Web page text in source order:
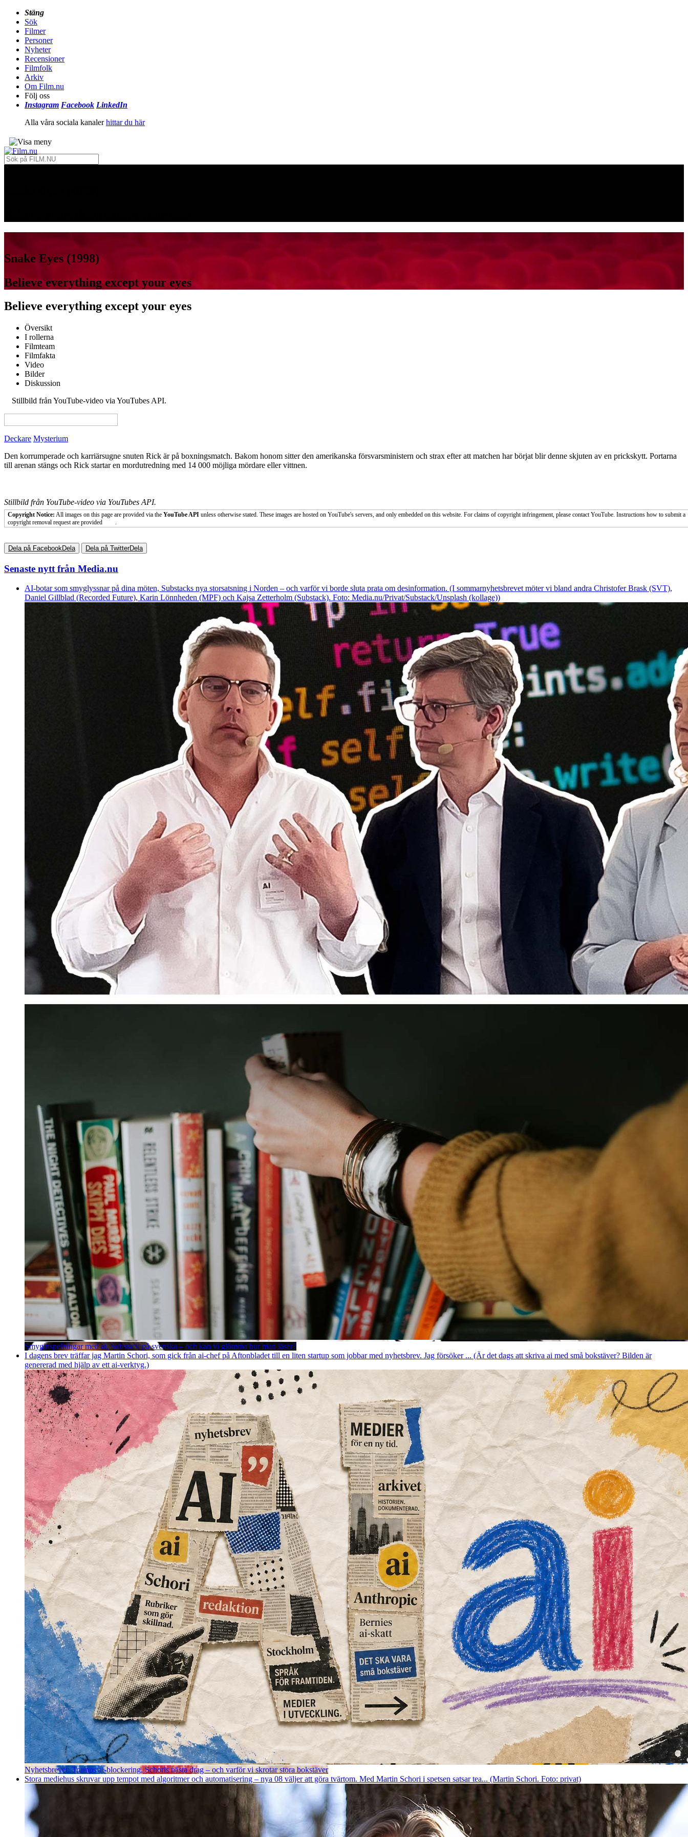
Stäng
Sök
Filmer
Personer
Nyheter
Recensioner
Filmfolk
Arkiv
Om Film.nu
Följ oss
Instagram Facebook LinkedIn
Alla våra sociala kanalerhittar du här
Snake Eyes (1998)
Believe everything except your eyes
Believe everything except your eyes
Översikt
I rollerna
Filmteam
Filmfakta
Video
Bilder
Diskussion
Stillbild från YouTube-video via YouTubes API.
Deckare Mysterium
Den korrumperade och karriärsugne snuten Rick är på boxningsmatch. Bakom honom sitter den amerikanska försvarsministern och strax efter att matchen har börjat blir denne skjuten av en prickskytt. Portarna
till arenan stängs och Rick startar en mordutredning med 14 000 möjliga mördare eller vittnen.
Stillbild från YouTube-video via YouTubes API.
Copyright Notice: All images on this page are provided via the YouTube API unless otherwise stated. These images are hosted on YouTube's servers, and only embedded on this website. For claims of copyright infringement, please contact YouTube. Instructions how to submit a
copyright removal request are provided
.
Dela på Facebook Dela Dela på TwitterDela
Senaste nytt från Media.nu
AI-botar som smyglyssnar på dina möten, Substacks nya storsatsning i Norden – och varför vi borde sluta prata om desinformation. (I sommarnyhetsbrevet möter vi bland andra Christofer Brask (SVT),
Daniel Gillblad (Recorded Future), Karin Lönnheden (MPF) och Kajsa Zetterholm (Substack). Foto: Media.nu/Privat/Substack/Unsplash (kollage))
Smyginspelningar med ai, Substack på svenska – och kan vi glömma hur man läser?
I dagens brev träffar jag Martin Schori, som gick från ai-chef på Aftonbladet till en liten startup som jobbar med nyhetsbrev. Jag försöker ... (Är det dags att skriva ai med små bokstäver? Bilden är
genererad med hjälp av ett ai-verktyg.)
Nyhetsbrevet: Trumps ai-blockering, Schoris nästa drag – och varför vi skrotar stora bokstäver
Stora mediehus skruvar upp tempot med algoritmer och automatisering – nya 08 väljer att göra tvärtom. Med Martin Schori i spetsen satsar tea... (Martin Schori. Foto: privat)